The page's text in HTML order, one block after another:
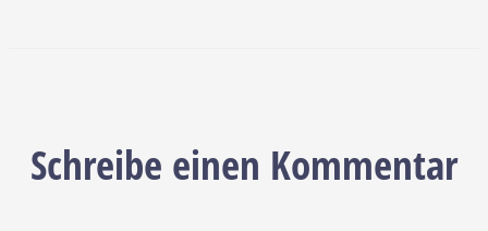
Schreibe einen Kommentar